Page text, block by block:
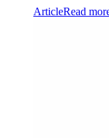
ArticleRead